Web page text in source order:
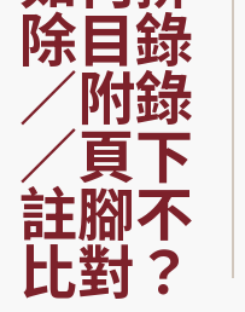
除目錄
／附錄
／頁下
註腳不
比對？